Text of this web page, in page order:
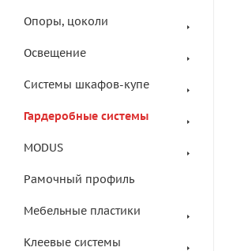
Опоры, цоколи
Освещение
Системы шкафов-купе
Гардеробные системы
MODUS
Рамочный профиль
Мебельные пластики
Клеевые системы